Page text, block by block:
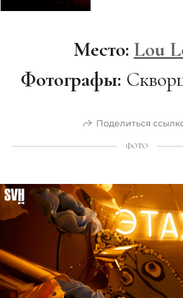
Место: Lou
Фотографы:
Поделиться
ФОТО